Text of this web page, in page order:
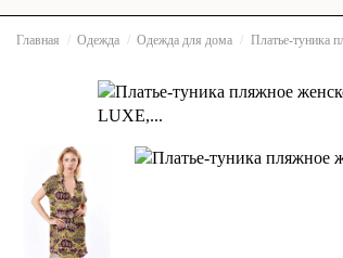
Главная Одежда Одежда для дома Платье-туника